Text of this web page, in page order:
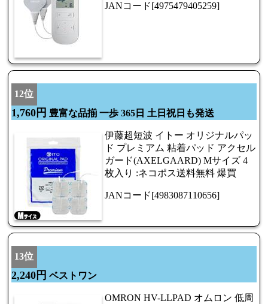
JANコード[4975479405259]
12位
1,760円 豊富な品揃 一歩 365日 土日祝日も発送
伊藤超短波 イトー オリジナルパッ
ド プレミアム 粘着パッド アクセル
ガード(AXELGAARD) Mサイズ 4
枚入り :ネコポス送料無料 爆買
JANコード[4983087110656]
13位
2,240円 ベストワン
OMRON HV-LLPAD オムロン 低周